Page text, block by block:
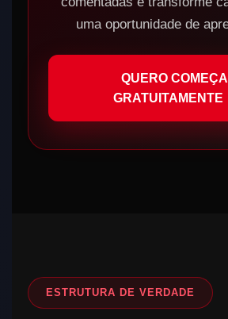
uma oportunidade de
QUERO
GRATUITAMENTE
ESTRUTURA DE VERDADE